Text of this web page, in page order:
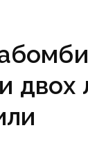
двох